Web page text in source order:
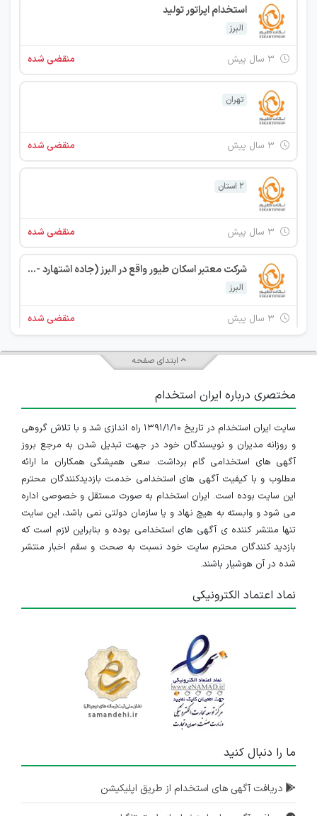
استخدام اپراتور تولید
البرز
منقضی شده
تهران
منقضی شده
2 استان
منقضی شده
شرکت معتبر اسکان طیور واقع در البرز (جاده اشتهارد - شهرک صنعتی کوثر) جهت تکمیل کادر خود از افراد واجد شرایط زیر دعوت به همکاری می نماید.
البرز
منقضی شده
ابتدای صفحه
مختصری درباره ایران استخدام
سایت ایران استخدام در تاریخ ۱۳۹۱/۱/۱۰ راه اندازی شد و با تلاش گروهی
و روزانه مدیران و نویسندگان خود در جهت تبدیل شدن به مرجع بروز
آگهی های استخدامی گام برداشت. سعی همیشگی همکاران ما ارائه
مطلوب و با کیفیت آگهی های استخدامی خدمت بازدیدکنندگان محترم
این سایت بوده است. ایران استخدام به صورت مستقل و خصوصی اداره
می شود و وابسته به هیچ نهاد و یا سازمان دولتی نمی باشد، این سایت
تنها منتشر کننده ی آگهی های استخدامی بوده و بنابراین لازم است که
بازدید کنندگان محترم سایت خود نسبت به صحت و سقم اخبار منتشر
شده در آن هوشیار باشند.
نماد اعتماد الکترونیکی
ما را دنبال کنید
دریافت آگهی های استخدام از طریق اپلیکیشن